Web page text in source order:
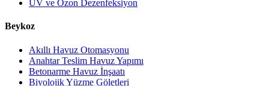
UV ve Ozon Dezenfeksiyon
Beykoz
Akıllı Havuz Otomasyonu
Anahtar Teslim Havuz Yapımı
Betonarme Havuz İnşaatı
Biyolojik Yüzme Göletleri